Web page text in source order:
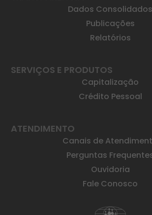
Dados Consolidados
Publicações
Relatórios
SERVIÇOS E PRODUTOS
Capitalização
Crédito Pessoal
ATENDIMENTO
Canais de
Perguntas
Ouvidoria
Fale Conosco